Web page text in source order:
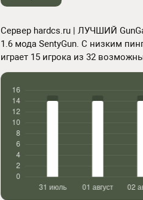
Сервер hardcs.ru | ЛУЧШИЙ
1.6 мода SentyGun. С низким
играет 15 игрока из 32